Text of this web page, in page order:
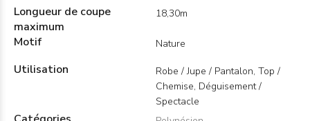
Longueur de coupe
maximum
18,30m
Motif Nature
Utilisation
Robe / Jupe / Pantalon, Top /
Chemise, Déguisement /
Spectacle